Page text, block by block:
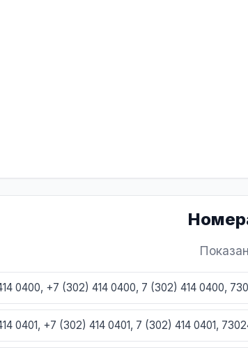
0400, +7 (302) 414 0400, 7 (302) 414 0400,
0401, +7 (302) 414 0401, 7 (302) 414 0401,